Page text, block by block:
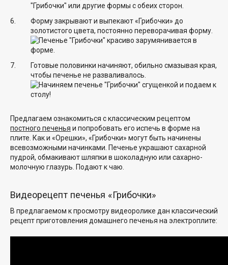
Форму закрывают и выпекают «Грибочки» до
золотистого цвета, постоянно переворачивая форму.
Готовые половинки начиняют, обильно смазывая края,
чтобы печенье не разваливалось.
Предлагаем ознакомиться с классическим рецептом
постного печенья и попробовать его испечь в форме на
плите. Как и «Орешки», «Грибочки» могут быть начинены
всевозможными начинками. Печенье украшают сахарной
пудрой, обмакивают шляпки в шоколадную или сахарно-
молочную глазурь. Подают к чаю.
Видеорецепт печенья «Грибочки»
В предлагаемом к просмотру видеоролике дан классический
рецепт приготовления домашнего печенья на электроплите: